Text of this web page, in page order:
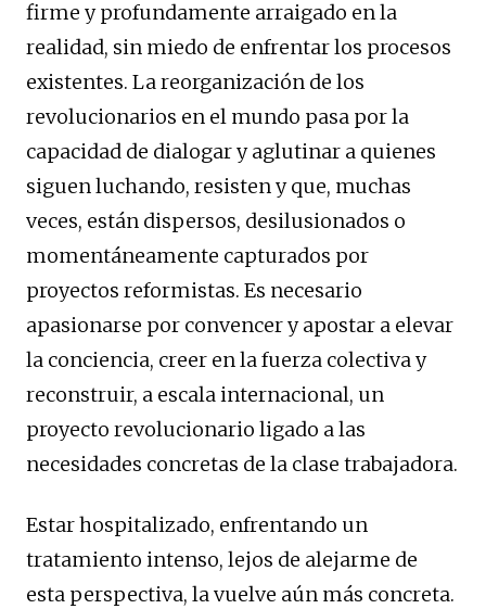
firme y profundamente arraigado en la
realidad, sin miedo de enfrentar los procesos
existentes. La reorganización de los
revolucionarios en el mundo pasa por la
capacidad de dialogar y aglutinar a quienes
siguen luchando, resisten y que, muchas
veces, están dispersos, desilusionados o
momentáneamente capturados por
proyectos reformistas. Es necesario
apasionarse por convencer y apostar a elevar
la conciencia, creer en la fuerza colectiva y
reconstruir, a escala internacional, un
proyecto revolucionario ligado a las
necesidades concretas de la clase trabajadora.
Estar hospitalizado, enfrentando un
tratamiento intenso, lejos de alejarme de
esta perspectiva, la vuelve aún más concreta.